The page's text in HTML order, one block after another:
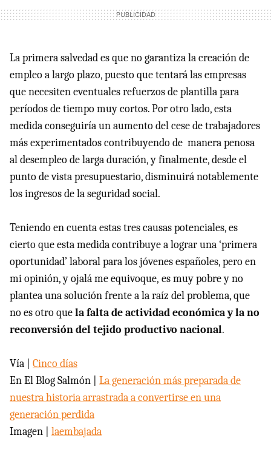
La primera salvedad es que no garantiza la creación de
empleo a largo plazo, puesto que tentará las empresas
que necesiten eventuales refuerzos de plantilla para
períodos de tiempo muy cortos. Por otro lado, esta
medida conseguiría un aumento del cese de trabajadores
más experimentados contribuyendo de manera penosa
al desempleo de larga duración, y finalmente, desde el
punto de vista presupuestario, disminuirá notablemente
los ingresos de la seguridad social.
Teniendo en cuenta estas tres causas potenciales, es
cierto que esta medida contribuye a lograr una ‘primera
oportunidad’ laboral para los jóvenes españoles, pero en
mi opinión, y ojalá me equivoque, es muy pobre y no
plantea una solución frente a la raíz del problema, que
no es otro quela falta de actividad económica y la no
reconversión del tejido productivo nacional.
Vía | Cinco días
En El Blog Salmón | La generación más preparada de
nuestra historia arrastrada a convertirse en una
generación perdida
Imagen | laembajada